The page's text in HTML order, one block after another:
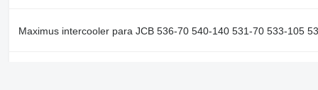
Maximus intercooler para JCB 536-70 540-140 531-70 533-105